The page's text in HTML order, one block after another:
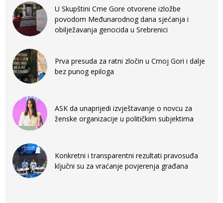
U Skupštini Crne Gore otvorene izložbe
povodom Međunarodnog dana sjećanja i
obilježavanja genocida u Srebrenici
Prva presuda za ratni zločin u Crnoj Gori i dalje
bez punog epiloga
ASK da unaprijedi izvještavanje o novcu za
ženske organizacije u političkim subjektima
Konkretni i transparentni rezultati pravosuđa
ključni su za vraćanje povjerenja građana